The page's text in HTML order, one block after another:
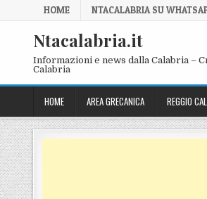
Skip to content
HOME NTACALABRIA SU
Ntacalabria.it
Informazioni e news dalla Calabria –
Calabria
HOME AREA GRECANICA REGGIO